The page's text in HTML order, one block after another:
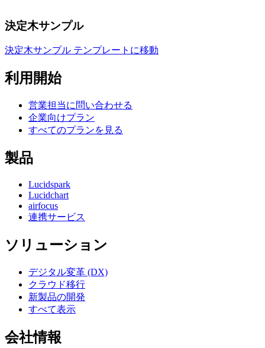
決定木サンプル
決定木サンプル テンプレートに移動
利用開始
営業担当に問い合わせる
企業向けプラン
すべてのプランを見る
製品
Lucidspark
Lucidchart
airfocus
連携サービス
ソリューション
デジタル変革 (DX)
クラウド移行
新製品の開発
すべて表示
会社情報